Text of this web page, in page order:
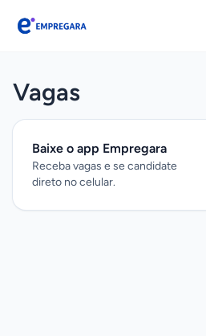
Empregara
Vagas
Baixe o app Empregara
Receba vagas e se candidate
direto no celular.